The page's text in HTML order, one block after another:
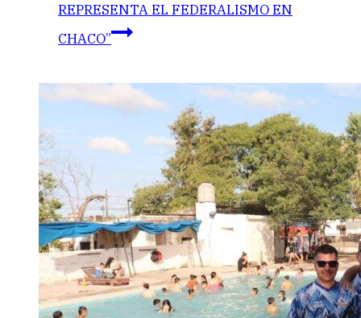
REPRESENTA EL FEDERALISMO EN
CHACO”